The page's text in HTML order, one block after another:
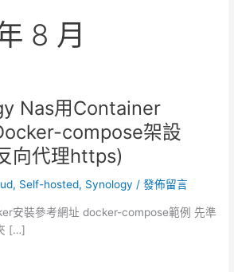
8 月
Nas用Container
compose架設
向代理https)
, Self-hosted, Synology /發佈留言
安裝參考網址 docker-compose範例 先準
[…]